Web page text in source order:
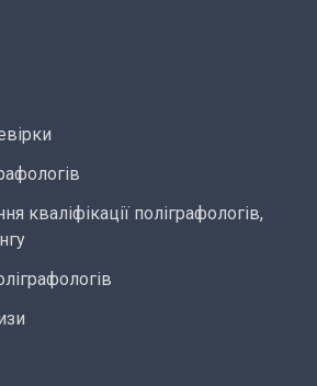
кваліфікації поліграфологів,